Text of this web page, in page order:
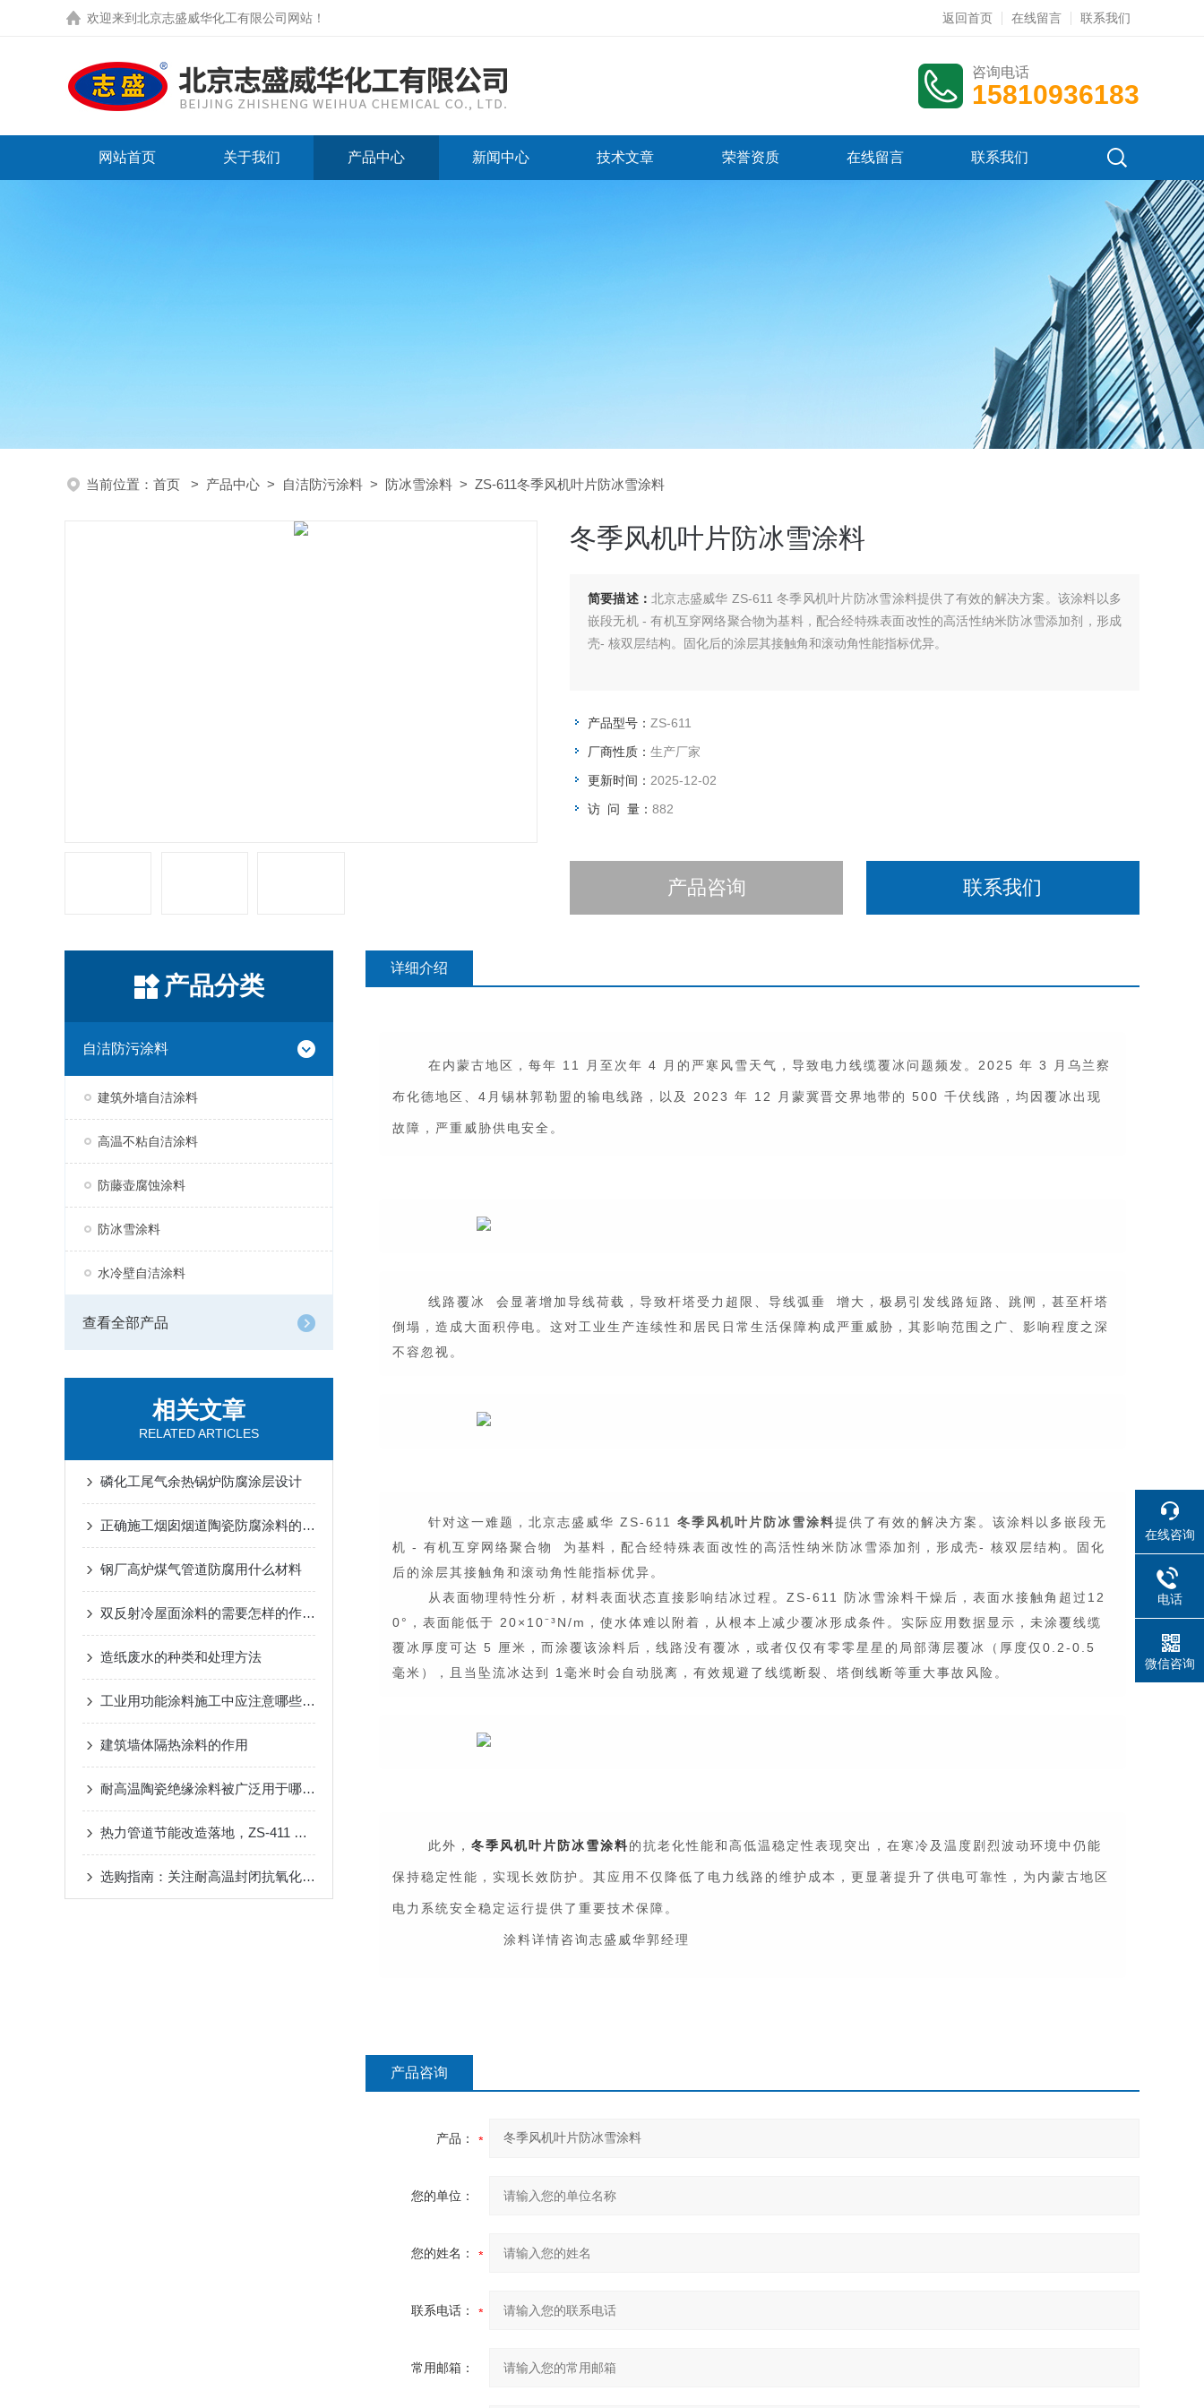
欢迎来到 北京志盛威华化工有限公司网站 ！ 返回首页 在线留言 联系我们
咨询电话
15810936183
网站首页 关于我们 产品中心 新闻中心 技术文章 荣誉资质 在线留言 联系我们
当前位置： 首页 > 产品中心 > 自洁防污涂料 > 防冰雪涂料 > ZS-611冬季风机叶片防冰雪涂料
冬季风机叶片防冰雪涂料
简要描述： 北京志盛威华 ZS-611 冬季风机叶片防冰雪涂料提供了有效的解决方案。该涂料以多
嵌段无机 - 有机互穿网络聚合物为基料，配合经特殊表面改性的高活性纳米防冰雪添加剂，形成
壳- 核双层结构。固化后的涂层其接触角和滚动角性能指标优异。
产品型号： ZS-611
厂商性质： 生产厂家
更新时间： 2025-12-02
访 问 量： 882
产品咨询 联系我们
产品分类
自洁防污涂料
建筑外墙自洁涂料
高温不粘自洁涂料
防藤壶腐蚀涂料
防冰雪涂料
水冷壁自洁涂料
查看全部产品
相关文章
RELATED ARTICLES
磷化工尾气余热锅炉防腐涂层设计
正确施工烟囱烟道陶瓷防腐涂料的方法
钢厂高炉煤气管道防腐用什么材料
双反射冷屋面涂料的需要怎样的作业条件？
造纸废水的种类和处理方法
工业用功能涂料施工中应注意哪些问题？
建筑墙体隔热涂料的作用
耐高温陶瓷绝缘涂料被广泛用于哪些领域？
热力管道节能改造落地，ZS-411 辐射散热涂料（150℃）提升换热效率
选购指南：关注耐高温封闭抗氧化涂料的耐温性、封闭性、干燥速度与施工性
详细介绍
在内蒙古地区，每年 11 月至次年 4 月的严寒风雪天气，导致电力线缆覆冰问题频发。2025 年 3 月乌兰察
布化德地区、4月锡林郭勒盟的输电线路，以及 2023 年 12 月蒙冀晋交界地带的 500 千伏线路，均因覆冰出现
故障，严重威胁供电安全。
线路覆冰 会显著增加导线荷载，导致杆塔受力超限、导线弧垂
增大，极易引发线路短路、跳闸，甚至杆塔
倒塌，造成大面积停电。这对工业生产连续性和居民日常生活保障构成严重威胁，其影响范围之广、影响程度之深
不容忽视。
针对这一难题，北京志盛威华 ZS-611 冬季风机叶片防冰雪涂料提供了有效的解决方案。该涂料以多嵌段无
机 - 有机互穿网络聚合物
为基料，配合经特殊表面改性的高活性纳米防冰雪添加剂，形成壳- 核双层结构。固化
后的涂层其接触角和滚动角性能指标优异。
从表面物理特性分析，材料表面状态直接影响结冰过程。ZS-611 防冰雪涂料干燥后，表面水接触角超过12
0°，表面能低于 20×10⁻³N/m ，使水体难以附着，从根本上减少覆冰形成条件。实际应用数据显示，未涂覆线缆
覆冰厚度可达 5 厘米，而涂覆该涂料后，线路没有覆冰，或者仅仅有零零星星的局部薄层覆冰（厚度仅0.2-0.5
毫米），且当坠流冰达到 1毫米时会自动脱离，有效规避了线缆断裂、塔倒线断等重大事故风险。
此外， 冬季风机叶片防冰雪涂料的抗老化性能和高低温稳定性表现突出，在寒冷及温度剧烈波动环境中仍能
保持稳定性能，实现长效防护。其应用不仅降低了电力线路的维护成本，更显著提升了供电可靠性，为内蒙古地区
电力系统安全稳定运行提供了重要技术保障。
涂料详情咨询志盛威华郭经理
产品咨询
产品：
您的单位：
您的姓名：
联系电话：
常用邮箱：
在线咨询
电话
微信咨询